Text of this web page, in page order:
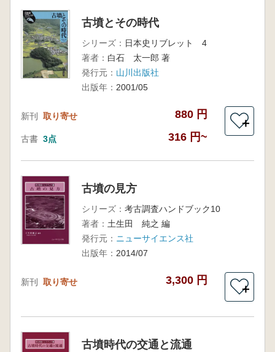
古墳とその時代
シリーズ： 日本史リブレット 4
著者： 白石 太一郎 著
発行元： 山川出版社
出版年： 2001/05
新刊 取り寄せ 880 円
古書 3点 316 円~
＋
古墳の見方
シリーズ： 考古調査ハンドブック10
著者： 土生田 純之 編
発行元： ニューサイエンス社
出版年： 2014/07
新刊 取り寄せ 3,300 円
＋
古墳時代の交通と流通